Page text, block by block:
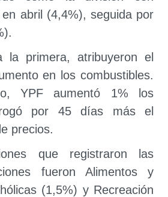
abril (4,4%), seguida por
la primera, atribuyeron el
en los combustibles.
YPF aumentó 1% los
por 45 días más el
precios.
que registraron las
fueron Alimentos y
(1,5%) y Recreación